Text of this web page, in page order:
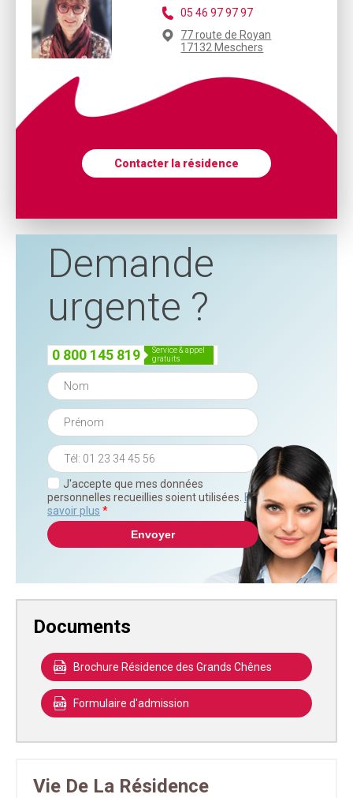
05 46 97 97 97
77 route de Royan
17132 Meschers
Contacter la résidence
Demande
urgente ?
0 800 145 819
service & appel
gratuits
J'accepte que mes données
personnelles recueillies soient utilisées. En
savoir plus *
Documents
Brochure Résidence des Grands Chênes
Formulaire d'admission
Vie De La Résidence